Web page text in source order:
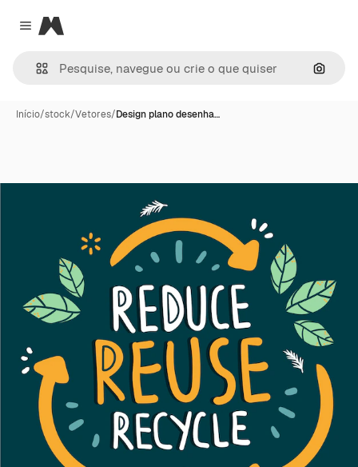
Close menu
Magnific
Início/stock/Vetores/Design plano desenha…